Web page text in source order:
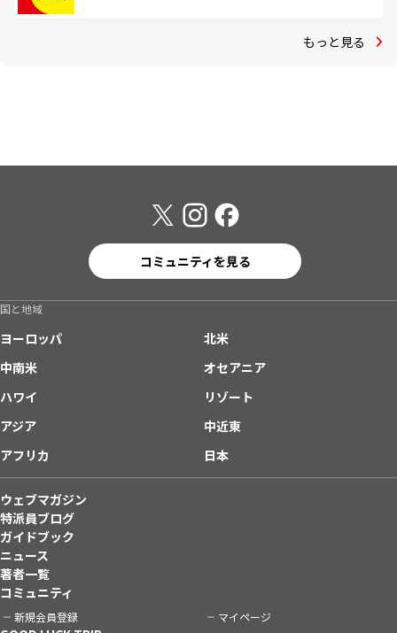
もっと見る
コミュニティを見る
国と地域
ヨーロッパ
北米
中南米
オセアニア
ハワイ
リゾート
アジア
中近東
アフリカ
日本
ウェブマガジン
特派員ブログ
ガイドブック
ニュース
著者一覧
コミュニティ
新規会員登録 マイページ